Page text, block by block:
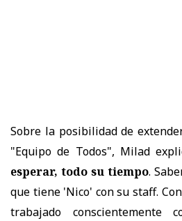
Sobre la posibilidad de
"Equipo de Todos", Milad
esperar, todo su tiempo.
que tiene 'Nico' con su staff.
trabajado conscientemente